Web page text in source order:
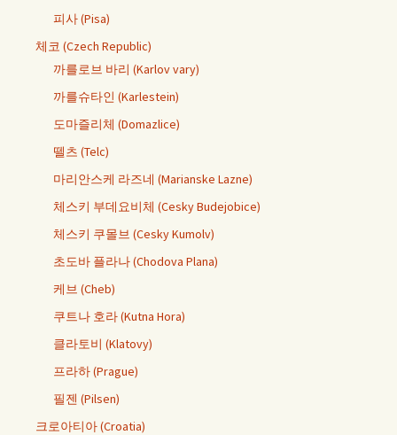
피사 (Pisa)
체코 (Czech Republic)
까를로브 바리 (Karlov vary)
까를슈타인 (Karlestein)
도마즐리체 (Domazlice)
뗄츠 (Telc)
마리안스케 라즈네 (Marianske Lazne)
체스키 부데요비체 (Cesky Budejobice)
체스키 쿠몰브 (Cesky Kumolv)
초도바 플라나 (Chodova Plana)
케브 (Cheb)
쿠트나 호라 (Kutna Hora)
클라토비 (Klatovy)
프라하 (Prague)
필젠 (Pilsen)
크로아티아 (Croatia)